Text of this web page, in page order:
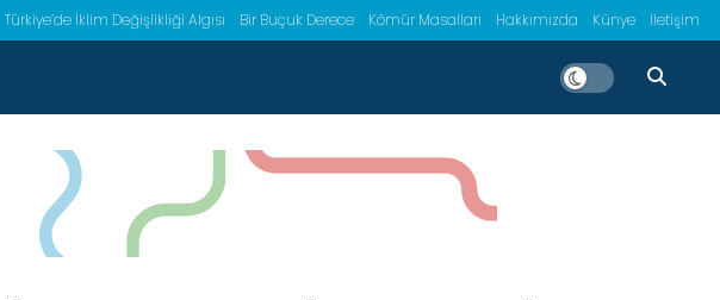
Türkiye’de İklim Değişlikliği Algısı Bir Buçuk Derece Kömür Masalları Hakkımızda Künye İletişim